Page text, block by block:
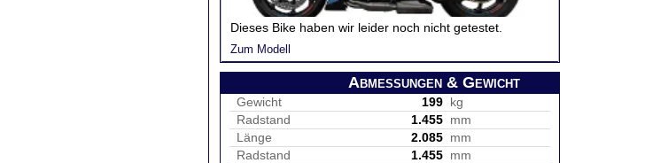
Dieses Bike haben wir leider noch nicht getestet.
Zum Modell
Abmessungen & Gewicht
Gewicht 199 kg
Radstand
1.455 mm
Länge
2.085 mm
Radstand
1.455 mm